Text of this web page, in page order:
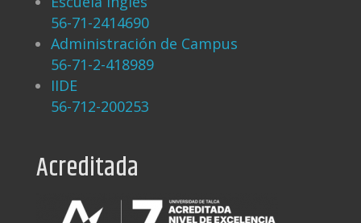
56-71-2414690
Administración de Campus
56-71-2-418989
IIDE
56-712-200253
Acreditada